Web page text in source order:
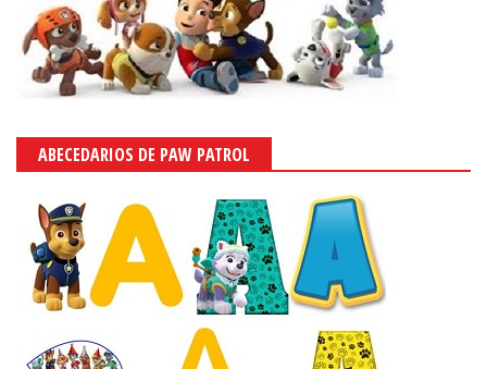
ABECEDARIOS DE PAW PATROL